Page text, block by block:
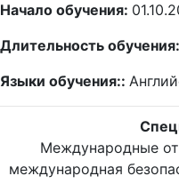
Начало обучения:
Длительность обучения:
Языки обучения::
Международные
международная